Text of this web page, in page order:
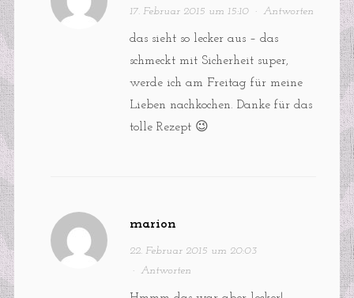
17. Februar 2015 um 15:10· Antworten
das sieht so lecker aus – das
schmeckt mit Sicherheit super,
werde ich am Freitag für meine
Lieben nachkochen. Danke für das
tolle Rezept 😉
marion
22. Februar 2015 um 20:03
· Antworten